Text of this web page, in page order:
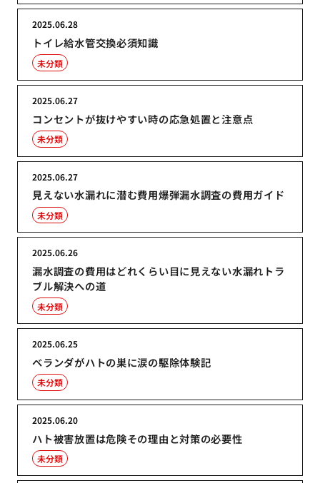
トイレ給水管交換必須知識
2025.06.28
未分類
コンセントが抜けやすい時の応急処置と注意点
2025.06.27
未分類
見えない水漏れに潜む費用爆弾漏水調査の費用ガイド
2025.06.27
未分類
漏水調査の費用はどれくらい目に見えない水漏れトラ
ブル解決への道
2025.06.26
未分類
ベランダがハトの巣に涙の駆除体験記
2025.06.25
未分類
ハト被害放置は危険その理由と対策の必要性
2025.06.20
未分類